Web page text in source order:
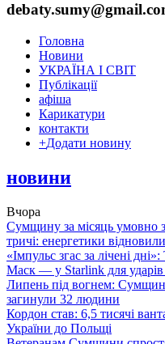
Головна
Новини
УКРАЇНА І СВІТ
Публікації
афіша
Карикатури
контакти
+Додати новину
новини
Вчора
Сумщину за місяць умовно
тричі: енергетики
«Імпульс згас за лічені
Маск — у Starlink для
Липень під вогнем:
загинули 32 людини
Кордон став: 6,5 тисячі
України до Польщі